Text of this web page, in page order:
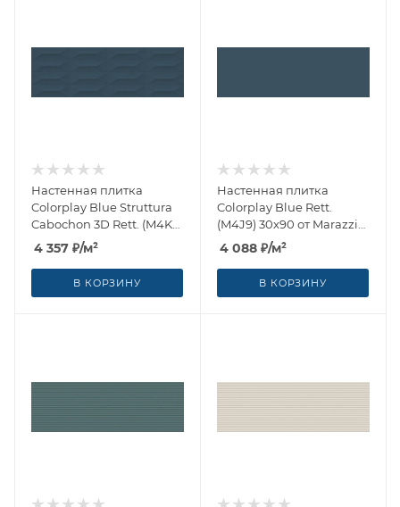
Настенная плитка
Colorplay Blue Struttura
Cabochon 3D Rett. (M4KZ)
30x90 от Marazzi Italy
(Италия)
4 357 ₽/м²
В КОРЗИНУ
Настенная плитка
Colorplay Blue Rett.
(M4J9) 30x90 от Marazzi
Italy (Италия)
4 088 ₽/м²
В КОРЗИНУ